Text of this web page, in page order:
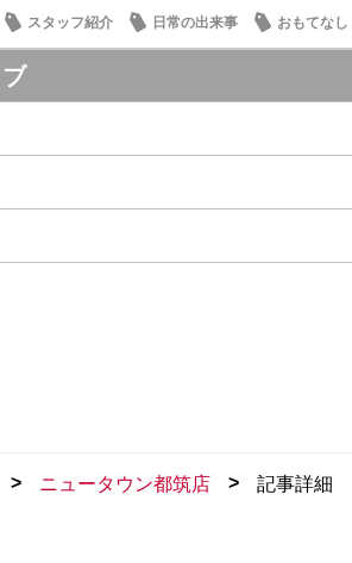
スタッフ紹介 日常の出来事 おもてなし
> ニュータウン都筑店 > 記事詳細